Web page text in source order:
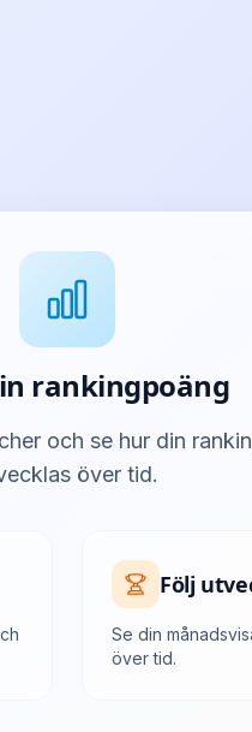
rankingpoäng
och se hur din
över tid.
Följ
Se din
över tid.